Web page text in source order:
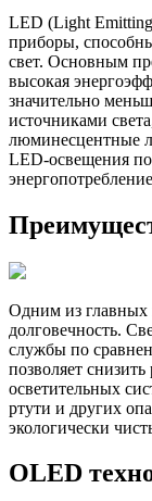
LED (Light
приборы,
свет. Основным
высокая
значительно
источниками
люминесцентные
LED-освещения
Одним из главных
долговечность.
службы по
позволяет
осветительных
ртути и других
экологически
OLED